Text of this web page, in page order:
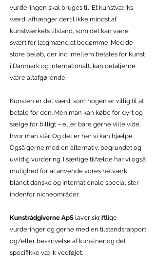
vurderingen skal bruges til. Et kunstværks
værdi afhænger dertil ikke mindst af
kunstværkets tilstand, som det kan være
svært for lægmænd at bedømme. Med de
store beløb, der ind imellem betales for kunst
i Danmark og internationalt, kan detaljerne
være altafgørende.
Kunsten er det værd, som nogen er villig til at
betale for den. Men man kan købe for dyrt og
sælge for billigt – eller bare gerne ville vide,
hvor man står. Og det er her vi kan hjælpe.
Også gerne med en alternativ, begrundet og
uvildig vurdering. I særlige tilfælde har vi også
mulighed for at anvende vores netværk
blandt danske og internationale specialister
indenfor nicheområder.
Kunstrådgiverne ApS laver skriftlige
vurderinger og gerne med en tilstandsrapport
og/eller beskrivelse af kunstner og det
specifikke værk vedføjet.